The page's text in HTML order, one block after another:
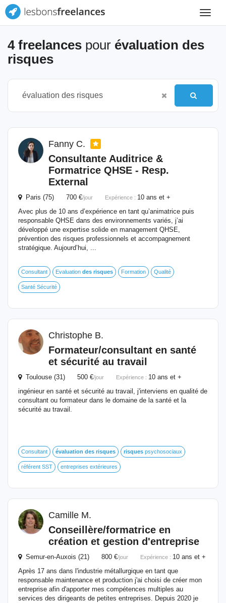
Toggle
4 freelances pour évaluation des
risques
Fanny C.
Consultante Auditrice &
Formatrice QHSE - Resp.
External
Paris (75) 700 €/jour Expérience : 10 ans et +
Avec plus de 10 ans d’expérience en tant qu’animatrice puis
responsable QHSE dans des environnements variés, j’ai
développé une expertise solide en management QHSE,
prévention des risques professionnels et accompagnement
stratégique. Aujourd’hui, ...
Consultant Evaluation des risques Formation Qualité
Santé Sécurité
Christophe B.
Formateur/consultant en santé
et sécurité au travail
Toulouse (31) 500 €/jour Expérience : 10 ans et +
ingénieur en santé et sécurité au travail, j'interviens en qualité de
consultant ou formateur dans le domaine de la santé et la
sécurité au travail.
Consultant évaluation des risques risques psychosociaux
référent SST entreprises extérieures
Camille M.
Conseillère/formatrice en
création et gestion d'entreprise
Semur-en-Auxois (21) 800 €/jour Expérience : 10 ans et +
Après 17 ans dans l'industrie métallurgique en tant que
responsable maintenance et production j'ai choisi de créer mon
entreprise afin d'apporter mes compétences multiples au
services des dirigeants de petites entreprises. Depuis 2020 je